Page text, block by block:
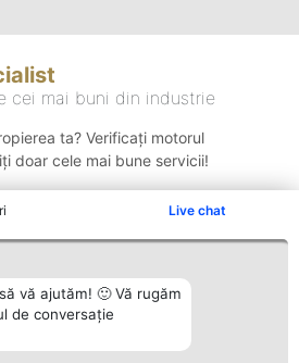
Live chat
vă ajutăm! 🙂 Vă rugăm
de conversație
cei mai buni din industrie
ta? Verificați motorul
doar cele mai bune servicii!